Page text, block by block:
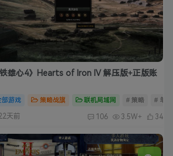
铁雄心4》Hearts of Iron IV 解压版+正版账
部游戏 策略战旗 联机局域网 # 策略 # 单
天前 106 3.5W+ 34